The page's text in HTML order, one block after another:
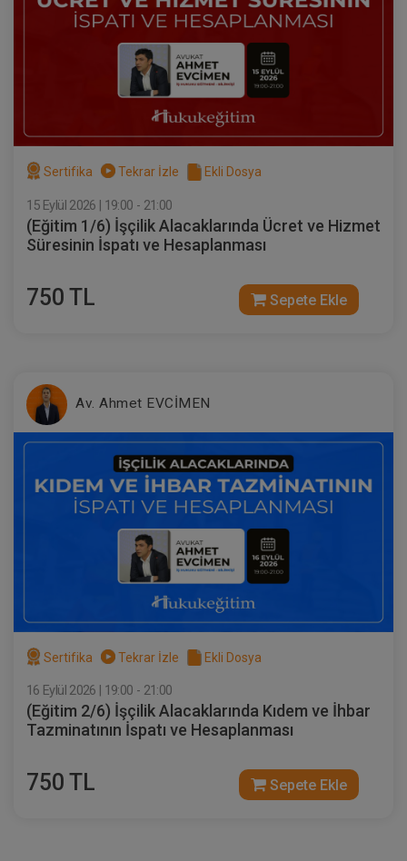
Tekrar İzle
VII. TİCARET HUKUKU KONGRESİ (Erken
Kayıt İndirimli)
480
1000 TL Sepete Ekle
Sertifika Tekrar İzle Ekli Dosya
15 Eylül 2026 | 19:00 - 21:00
(Eğitim 1/6) İşçilik Alacaklarında Ücret ve Hizmet
Süresinin İspatı ve Hesaplanması
750 TL Sepete Ekle
Av. Ahmet EVCİMEN
Sertifika Tekrar İzle Ekli Dosya
16 Eylül 2026 | 19:00 - 21:00
(Eğitim 2/6) İşçilik Alacaklarında Kıdem ve İhbar
Tazminatının İspatı ve Hesaplanması
750 TL Sepete Ekle